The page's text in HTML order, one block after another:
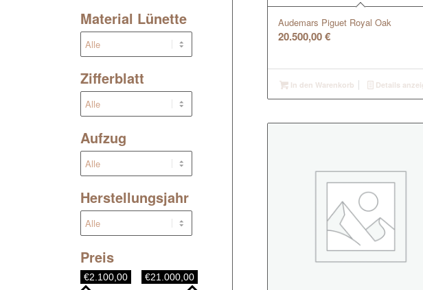
Audemars Piguet Royal Oak
20.500,00€
In den Warenkorb Details
Material Lünette
Zifferblatt
Aufzug
Herstellungsjahr
Preis
€2.100,00 €21.000,00